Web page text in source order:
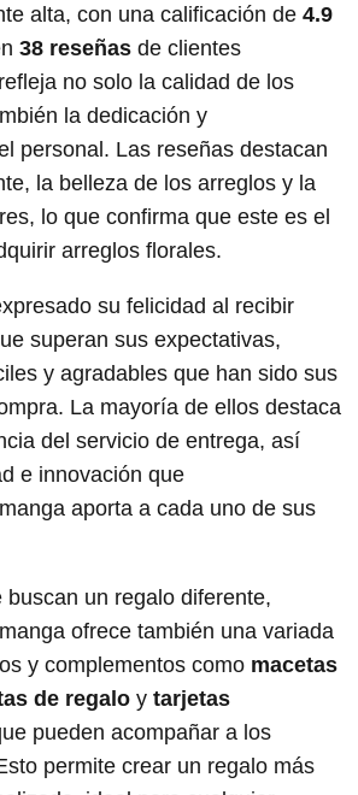
alta, con una calificación de 4.9
38 reseñas de clientes
no solo la calidad de los
la dedicación y
personal. Las reseñas destacan
la belleza de los arreglos y la
lo que confirma que este es el
arreglos florales.
su felicidad al recibir
superan sus expectativas,
y agradables que han sido sus
La mayoría de ellos destaca
del servicio de entrega, así
e innovación que
aporta a cada uno de sus
buscan un regalo diferente,
ofrece también una variada
y complementos como macetas
de regalo y tarjetas
pueden acompañar a los
permite crear un regalo más